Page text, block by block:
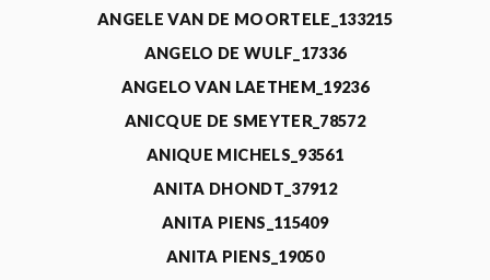
ANGELE VAN DE MOORTELE_133215
ANGELO DE WULF_17336
ANGELO VAN LAETHEM_19236
ANICQUE DE SMEYTER_78572
ANIQUE MICHELS_93561
ANITA DHONDT_37912
ANITA PIENS_115409
ANITA PIENS_19050